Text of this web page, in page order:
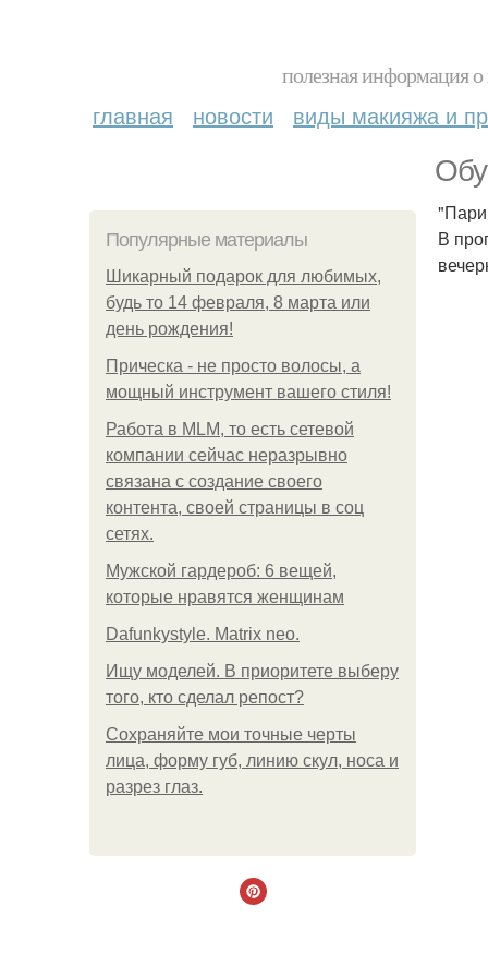
полезная информация
главная новости виды макияжа и
Популярные материалы
Шикарный подарок для любимых,
будь то 14 февраля, 8 марта или
день рождения!
Прическа - не просто волосы, а
мощный инструмент вашего стиля!
Работа в MLM, то есть сетевой
компании сейчас неразрывно
связана с создание своего
контента, своей страницы в соц
сетях.
Мужской гардероб: 6 вещей,
которые нравятся женщинам
Dafunkystyle. Matrix neo.
Ищу моделей. В приоритете выберу
того, кто сделал репост?
Сохраняйте мои точные черты
лица, форму губ, линию скул, носа и
разрез глаз.
В